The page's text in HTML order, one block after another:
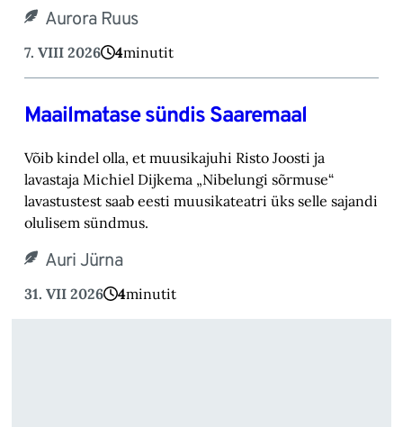
Aurora Ruus
7. VIII 2026 4minutit
Maailmatase sündis Saaremaal
Võib kindel olla, et muusikajuhi Risto Joosti ja
lavastaja Michiel Dijkema „Nibelungi sõrmuse“
lavastustest saab eesti muusikateatri üks selle sajandi
olulisem sündmus.
Auri Jürna
31. VII 2026 4minutit